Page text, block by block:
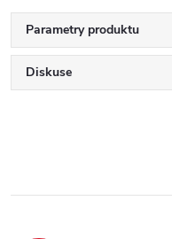
Parametry produktu
Diskuse